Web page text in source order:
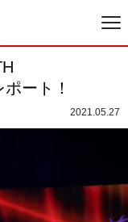
ート！
2021.05.27